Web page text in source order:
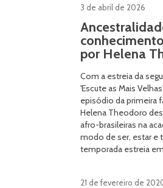
3 de abril de 2026
por Helena
Com a estreia da
'Escute as Mais
episódio da primeira
Helena Theodoro
afro-brasileiras na
modo de ser, estar e
temporada estreia
21 de fevereiro de